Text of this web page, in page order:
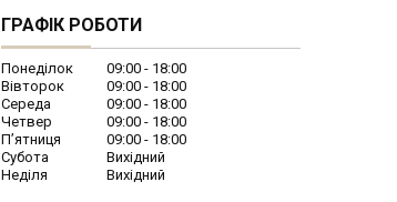
ГРАФІК РОБОТИ
Понеділок 09:00
18:00
Вівторок
09:00
18:00
Середа
09:00
18:00
Четвер
09:00
18:00
Пʼятниця
09:00
18:00
Субота
Вихідний
Неділя
Вихідний